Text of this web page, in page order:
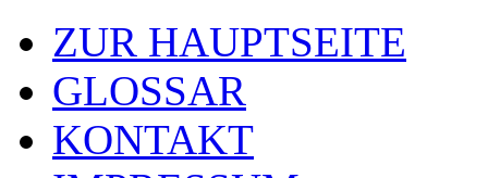
ZUR HAUPTSEITE
GLOSSAR
KONTAKT